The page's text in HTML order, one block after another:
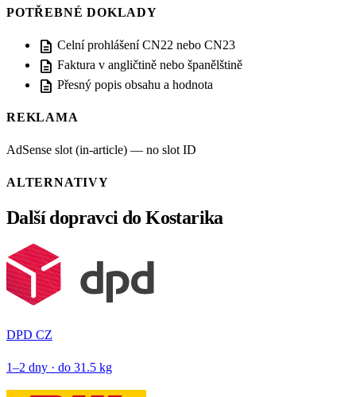
POTŘEBNÉ DOKLADY
description Celní prohlášení CN22 nebo CN23
description Faktura v angličtině nebo španělštině
description Přesný popis obsahu a hodnota
REKLAMA
AdSense slot (in-article) — no slot ID
ALTERNATIVY
Další dopravci do Kostarika
DPD CZ
1–2 dny · do 31.5 kg